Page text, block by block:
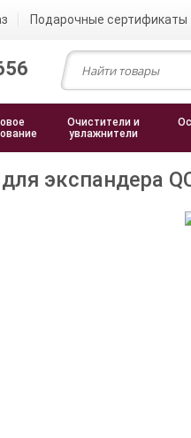
Подарочные сертификаты
Очистители и
увлажнители
экспандера